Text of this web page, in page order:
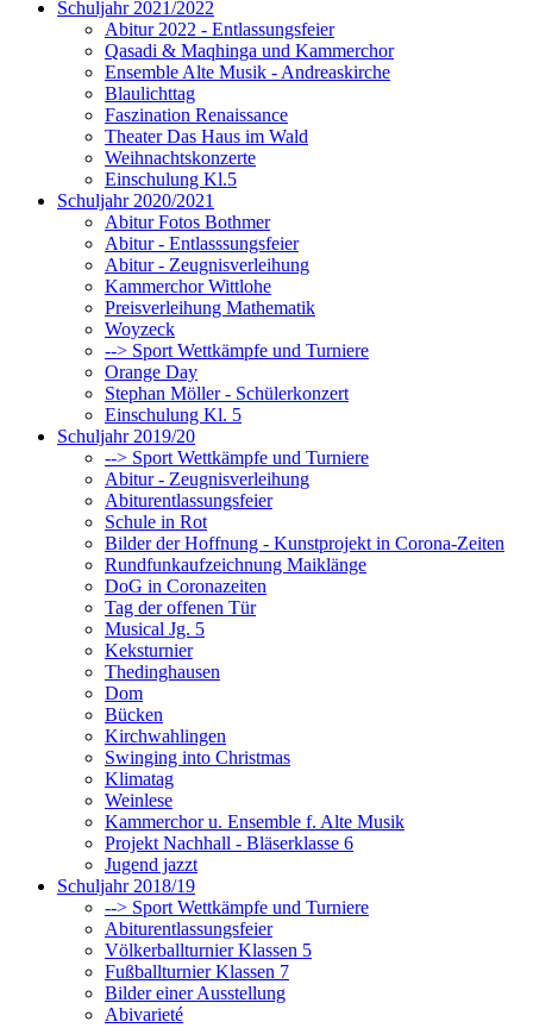
Schuljahr 2021/2022
Abitur 2022 - Entlassungsfeier
Qasadi & Maqhinga und Kammerchor
Ensemble Alte Musik - Andreaskirche
Blaulichttag
Faszination Renaissance
Theater Das Haus im Wald
Weihnachtskonzerte
Einschulung Kl.5
Schuljahr 2020/2021
Abitur Fotos Bothmer
Abitur - Entlasssungsfeier
Abitur - Zeugnisverleihung
Kammerchor Wittlohe
Preisverleihung Mathematik
Woyzeck
--> Sport Wettkämpfe und Turniere
Orange Day
Stephan Möller - Schülerkonzert
Einschulung Kl. 5
Schuljahr 2019/20
--> Sport Wettkämpfe und Turniere
Abitur - Zeugnisverleihung
Abiturentlassungsfeier
Schule in Rot
Bilder der Hoffnung - Kunstprojekt in Corona-Zeiten
Rundfunkaufzeichnung Maiklänge
DoG in Coronazeiten
Tag der offenen Tür
Musical Jg. 5
Keksturnier
Thedinghausen
Dom
Bücken
Kirchwahlingen
Swinging into Christmas
Klimatag
Weinlese
Kammerchor u. Ensemble f. Alte Musik
Projekt Nachhall - Bläserklasse 6
Jugend jazzt
Schuljahr 2018/19
--> Sport Wettkämpfe und Turniere
Abiturentlassungsfeier
Völkerballturnier Klassen 5
Fußballturnier Klassen 7
Bilder einer Ausstellung
Abivarieté